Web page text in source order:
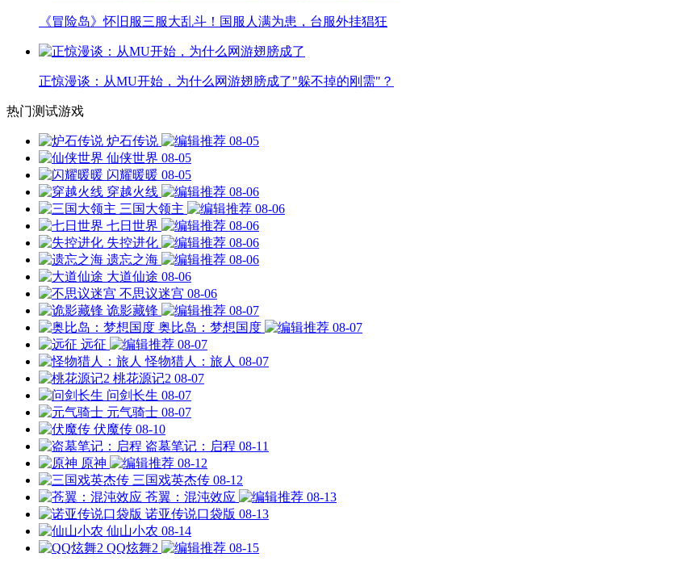
《冒险岛》怀旧服三服大乱斗！国服人满为患，台服外挂猖狂
正惊漫谈：从MU开始，为什么网游翅膀成了"躲不掉的刚需"？
热门测试游戏
炉石传说
08-05
仙侠世界 08-05
闪耀暖暖 08-05
穿越火线
08-06
三国大领主
08-06
七日世界
08-06
失控进化
08-06
遗忘之海
08-06
大道仙途 08-06
不思议迷宫 08-06
诡影藏锋
08-07
奥比岛：梦想国度
08-07
远征
08-07
怪物猎人：旅人 08-07
桃花源记2 08-07
问剑长生 08-07
元气骑士 08-07
伏魔传 08-10
盗墓笔记：启程 08-11
原神
08-12
三国戏英杰传 08-12
苍翼：混沌效应
08-13
诺亚传说口袋版 08-13
仙山小农 08-14
QQ炫舞2
08-15